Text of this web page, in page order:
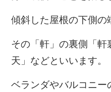
傾斜した屋根の下側の
その「軒」の裏側「
天」などといいます。
ベランダやバルコニー